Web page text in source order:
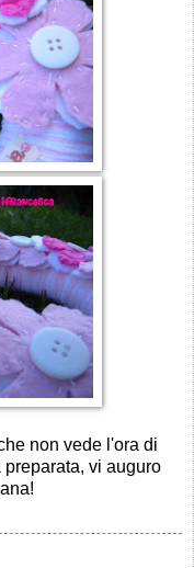
non vede l'ora di
vi auguro